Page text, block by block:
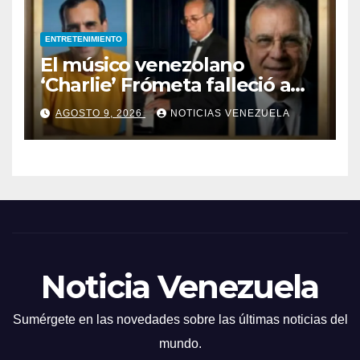
ENTRETENIMIENTO
El músico venezolano
‘Charlie’ Frómeta falleció a
sus 82 años
AGOSTO 9, 2026 NOTICIAS VENEZUELA
Noticia Venezuela
Sumérgete en las novedades sobre las últimas noticias del
mundo.